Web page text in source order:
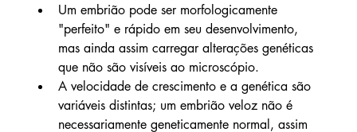
Um embrião pode ser morfologicamente
"perfeito" e rápido em seu desenvolvimento,
mas ainda assim carregar alterações genéticas
que não são visíveis ao microscópio.
A velocidade de crescimento e a genética são
variáveis distintas; um embrião veloz não é
necessariamente geneticamente normal, assim